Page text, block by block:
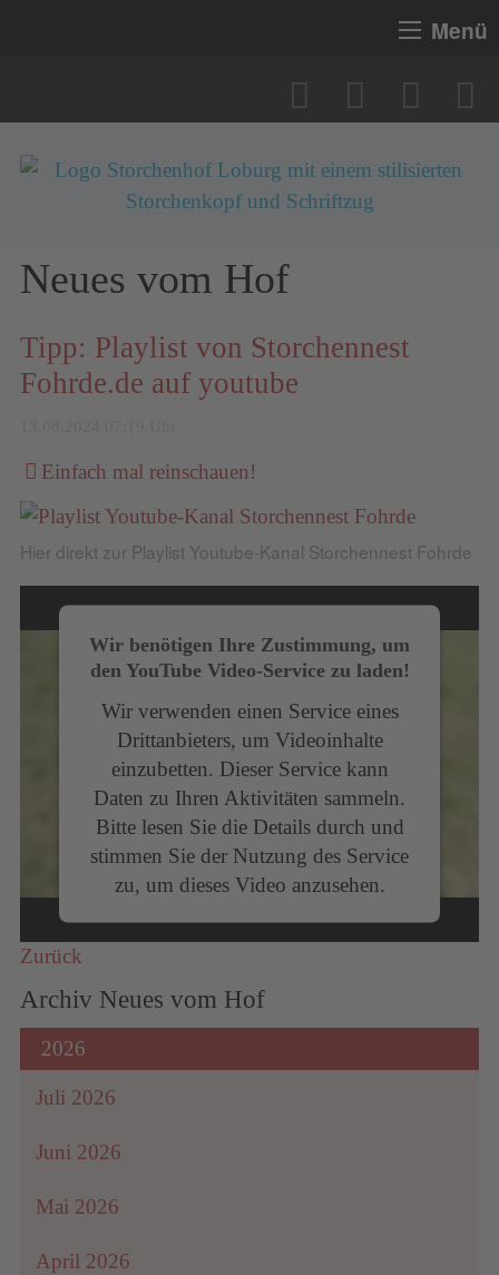
Menü
Neues vom Hof
Tipp: Playlist von Storchennest
Fohrde.de auf youtube
Einfach mal reinschauen!
Hier direkt zur Playlist Youtube-Kanal Storchennest Fohrde
Wir benötigen Ihre Zustimmung, um
den YouTube Video-Service zu laden!
Wir verwenden einen Service eines
Drittanbieters, um Videoinhalte
einzubetten. Dieser Service kann
Daten zu Ihren Aktivitäten sammeln.
Bitte lesen Sie die Details durch und
stimmen Sie der Nutzung des Service
zu, um dieses Video anzusehen.
Akzeptieren
Platform&eRecht24
Zurück
Archiv Neues vom Hof
2026
Juli 2026
Juni 2026
Mai 2026
April 2026